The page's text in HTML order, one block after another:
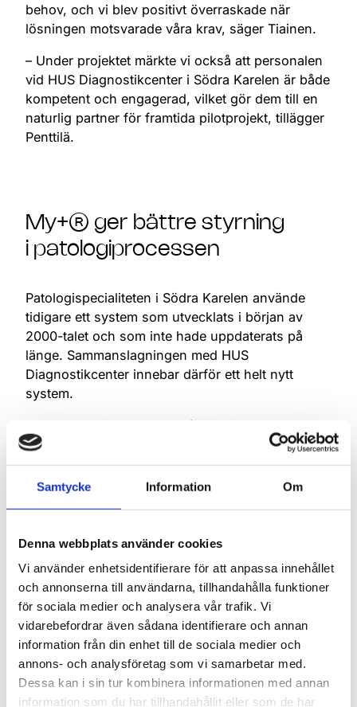
Samtycke Information Om
Denna webbplats använder cookies
Vi använder enhetsidentifierare för att anpassa innehållet
och annonserna till användarna, tillhandahålla funktioner
för sociala medier och analysera vår trafik. Vi
vidarebefordrar även sådana identifierare och annan
information från din enhet till de sociala medier och
annons- och analysföretag som vi samarbetar med.
Dessa kan i sin tur kombinera informationen med annan
information som du har tillhandahållit eller som de har
behov, och vi blev positivt överraskade när
lösningen motsvarade våra krav, säger Tiainen.
– Under projektet märkte vi också att personalen
vid HUS Diagnostikcenter i Södra Karelen är både
kompetent och engagerad, vilket gör dem till en
naturlig partner för framtida pilotprojekt, tillägger
Penttilä.
My+® ger bättre styrning
i patologiprocessen
Patologispecialiteten i Södra Karelen använde
tidigare ett system som utvecklats i början av
2000-talet och som inte hade uppdaterats på
länge. Sammanslagningen med HUS
Diagnostikcenter innebar därför ett helt nytt
system.
– Jag hade räknat med en förändring, och
eftersom jag redan hade bekantat mig med My+®
under utbildningar var jag positiv till den, säger
laboratorietekniker Jyrki Villa i Lappeenranta.
Villa deltog i implementeringsprojektet som
kunskap om vilka data som behövde flyttas från
det gamla systemet.
– Användarna tog snabbt till sig det nya
systemet. Det har varit få synpunkter och inget
egentligt motstånd mot förändringen.
Ur användarperspektiv är den största
förbättringen inom patologi att My+® nu styr hela